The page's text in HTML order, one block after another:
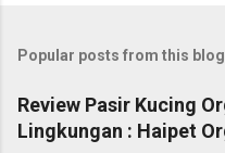
Popular posts from this blog
Review Pasir Kucing
Lingkungan : Haipet